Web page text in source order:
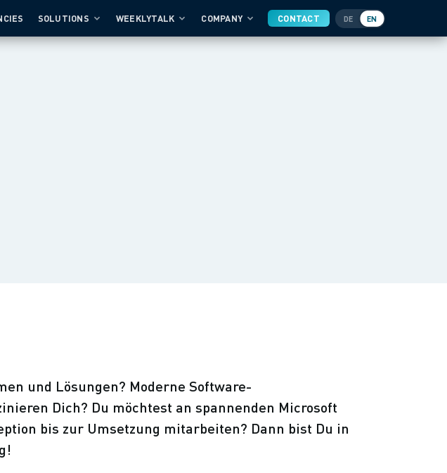
SOLUTIONS WEEKLYTALK COMPANY CONTACT DE EN
und Lösungen? Moderne Software-
Dich? Du möchtest an spannenden Microsoft
bis zur Umsetzung mitarbeiten? Dann bist Du in